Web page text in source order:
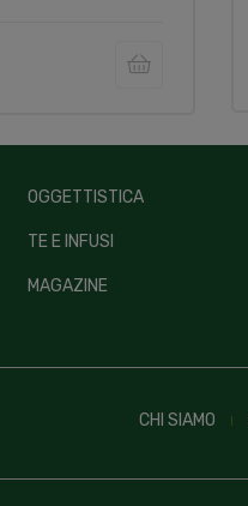
OGGETTISTICA
TE E INFUSI
MAGAZINE
CHI SIAMO